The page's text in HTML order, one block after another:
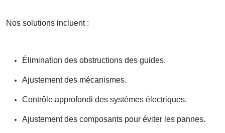
Nos solutions incluent :
Élimination des obstructions des guides.
Ajustement des mécanismes.
Contrôle approfondi des systèmes électriques.
Ajustement des composants pour éviter les pannes.